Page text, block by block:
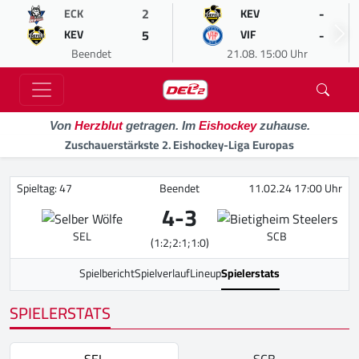
ECK 2
KEV 5
Beendet
KEV -
VIF -
21.08. 15:00 Uhr
Von Herzblutgetragen. Im Eishockeyzuhause.
Zuschauerstärkste 2. Eishockey-Liga Europas
Spieltag: 47 Beendet 11.02.24 17:00 Uhr
SEL 4-3
(1:2;2:1;1:0)
SCB
SpielberichtSpielverlaufLineupSpielerstats
SPIELERSTATS